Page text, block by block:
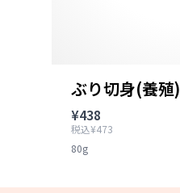
ぶり切身(養殖)
¥438
税込¥473
80g